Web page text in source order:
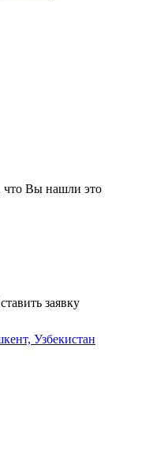
что Вы нашли это
заявку